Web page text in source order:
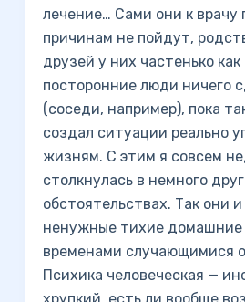
лечение… Сами они к врачу
причинам не пойдут,
друзей у них частенько
посторонние люди ничего
(соседи, например), пока
создал ситуации реально
жизням. С этим я совсем
столкнулась в немного
обстоятельствах. Так они
ненужные тихие
временами случающимися
Психика человеческая —